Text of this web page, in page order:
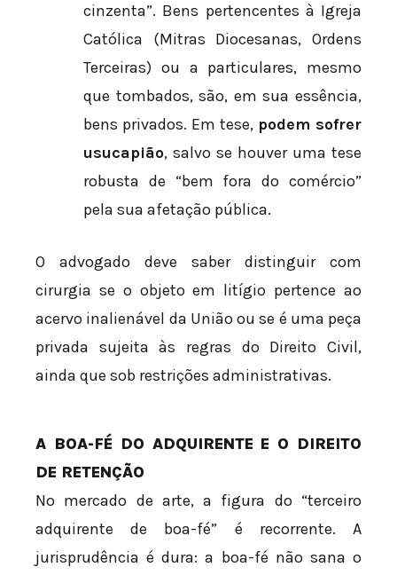
cinzenta”. Bens pertencentes à Igreja
Católica (Mitras Diocesanas, Ordens
Terceiras) ou a particulares, mesmo
que tombados, são, em sua essência,
bens privados. Em tese, podem sofrer
usucapião, salvo se houver uma tese
robusta de “bem fora do comércio”
pela sua afetação pública.
O advogado deve saber distinguir com
cirurgia se o objeto em litígio pertence ao
acervo inalienável da União ou se é uma peça
privada sujeita às regras do Direito Civil,
ainda que sob restrições administrativas.
A BOA-FÉ DO ADQUIRENTE E O DIREITO
DE RETENÇÃO
No mercado de arte, a figura do “terceiro
adquirente de boa-fé” é recorrente. A
jurisprudência é dura: a boa-fé não sana o